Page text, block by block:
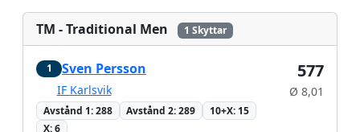
TM - Traditional Men 1 Skyttar
1 Sven Persson
IF Karlsvik
Avstånd 1: 288 Avstånd 2: 289
10+X: 15
X: 6
577
Ø 8,01